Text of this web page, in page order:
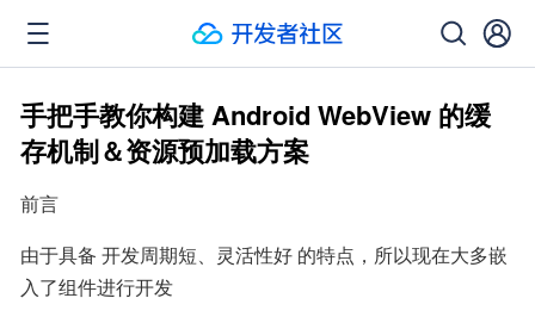
手把手教你构建 Android WebView 的缓
存机制＆资源预加载方案
前言
由于具备 开发周期短、灵活性好 的特点，所以现在大多嵌
入了组件进行开发